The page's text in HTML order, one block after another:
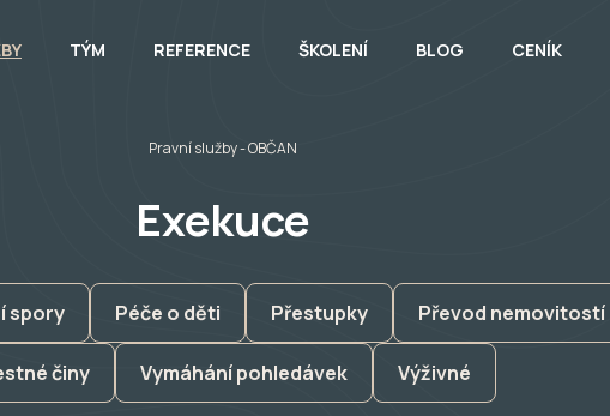
TÝM REFERENCE ŠKOLENÍ BLOG CENÍK
Pravní služby- OBČAN
Exekuce
spory Péče o děti Přestupky Převod nemovitostí
činy Vymáhání pohledávek Výživné